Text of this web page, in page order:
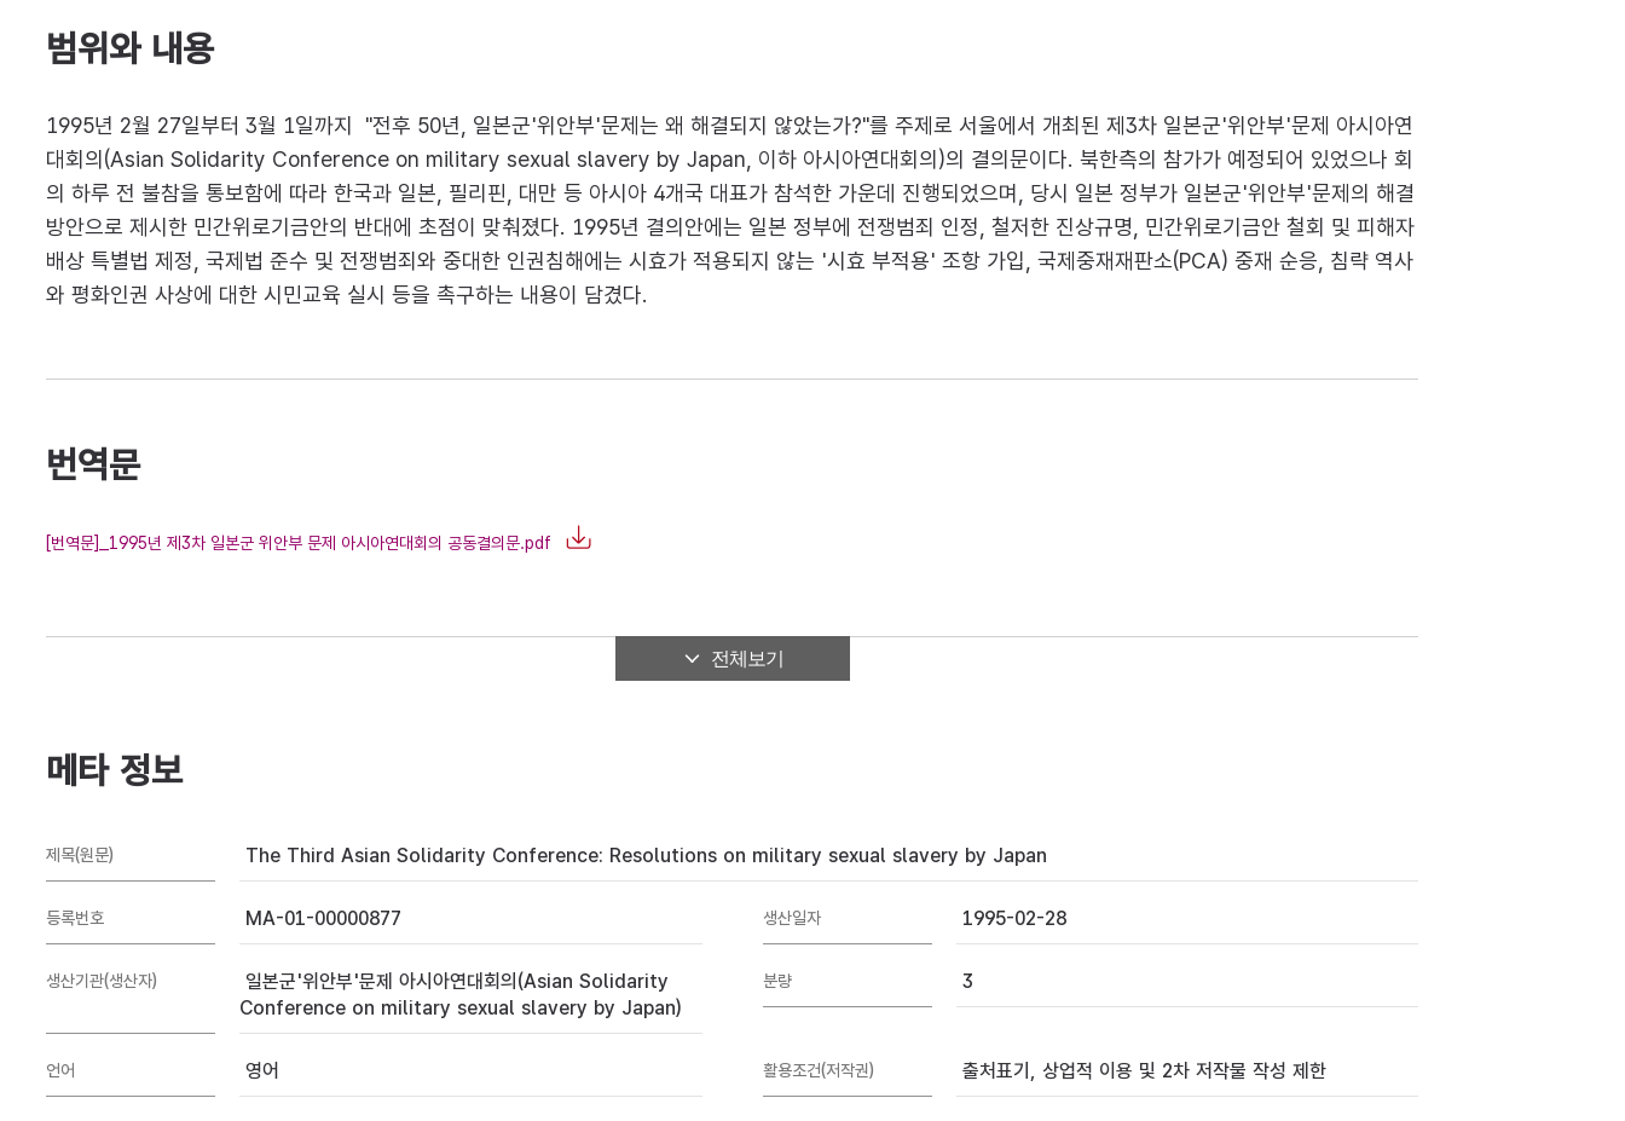
범위와 내용
1995년 2월 27일부터 3월 1일까지 "전후 50년, 일본군'위안부'문제는 왜 해결되지 않았는가?"를 주제로 서울에서 개최된 제3차 일본군'위안부'문제 아시아연
대회의(Asian Solidarity Conference on military sexual slavery by Japan, 이하 아시아연대회의)의 결의문이다. 북한측의 참가가 예정되어 있었으나 회
의 하루 전 불참을 통보함에 따라 한국과 일본, 필리핀, 대만 등 아시아 4개국 대표가 참석한 가운데 진행되었으며, 당시 일본 정부가 일본군'위안부'문제의 해결
방안으로 제시한 민간위로기금안의 반대에 초점이 맞춰졌다. 1995년 결의안에는 일본 정부에 전쟁범죄 인정, 철저한 진상규명, 민간위로기금안 철회 및 피해자
배상 특별법 제정, 국제법 준수 및 전쟁범죄와 중대한 인권침해에는 시효가 적용되지 않는 '시효 부적용' 조항 가입, 국제중재재판소(PCA) 중재 순응, 침략 역사
와 평화인권 사상에 대한 시민교육 실시 등을 촉구하는 내용이 담겼다.
번역문
[번역문]_1995년 제3차 일본군 위안부 문제 아시아연대회의 공동결의문.pdf
전체보기
메타 정보
제목(원문) The Third Asian Solidarity Conference: Resolutions on military sexual slavery by Japan
등록번호 MA-01-00000877 생산일자 1995-02-28
생산기관(생산자)
일본군'위안부'문제 아시아연대회의(Asian Solidarity
Conference on military sexual slavery by Japan)
분량 3
언어 영어 활용조건(저작권) 출처표기, 상업적 이용 및 2차 저작물 작성 제한